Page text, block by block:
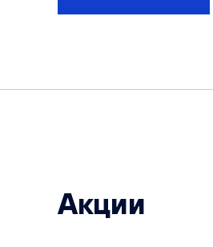
Акции